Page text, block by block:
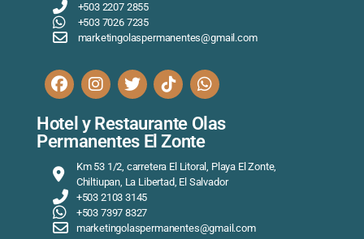
+503 2207 2855
+503 7026 7235
marketingolaspermanentes@gmail.com
Hotel y Restaurante Olas
Permanentes El Zonte
Km 53 1/2, carretera El Litoral, Playa El Zonte,
Chiltiupan, La Libertad, El Salvador
+503 2103 3145
+503 7397 8327
marketingolaspermanentes@gmail.com